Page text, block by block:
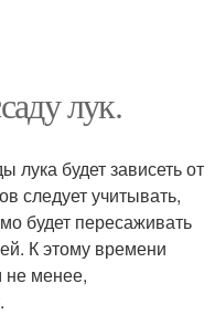
лук.
лука будет зависеть от
следует учитывать,
будет пересаживать
К этому времени
не менее,